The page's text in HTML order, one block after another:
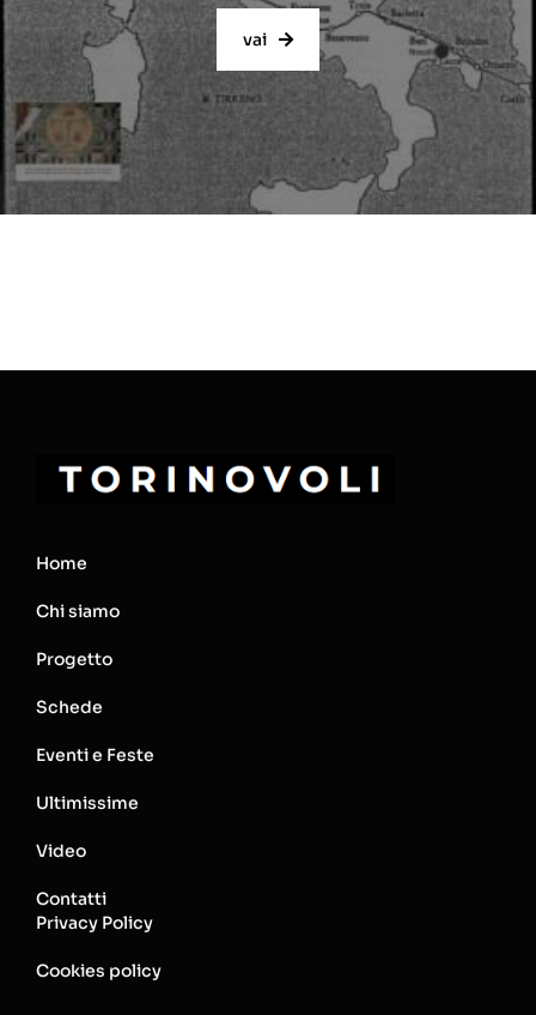
vai
Home
Chi siamo
Progetto
Schede
Eventi e Feste
Ultimissime
Video
Contatti
Privacy Policy
Cookies policy